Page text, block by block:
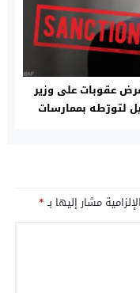
عقوبات على وزير
لتورّطه بممارسات
مشار إليها بـ*